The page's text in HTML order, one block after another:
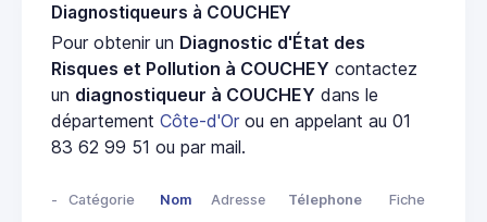
Diagnostiqueurs à COUCHEY
Pour obtenir un Diagnostic d'État des
Risques et Pollution à COUCHEY contactez
un diagnostiqueur à COUCHEY dans le
département Côte-d'Or ou en appelant au 01
83 62 99 51 ou par mail.
- Catégorie Nom Adresse Télephone Fiche